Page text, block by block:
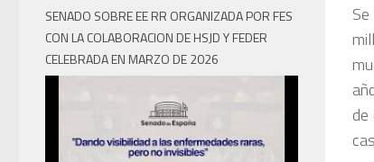
SENADO SOBRE EE RR ORGANIZADA POR FES
CON LA COLABORACION DE HSJD Y FEDER
CELEBRADA EN MARZO DE 2026